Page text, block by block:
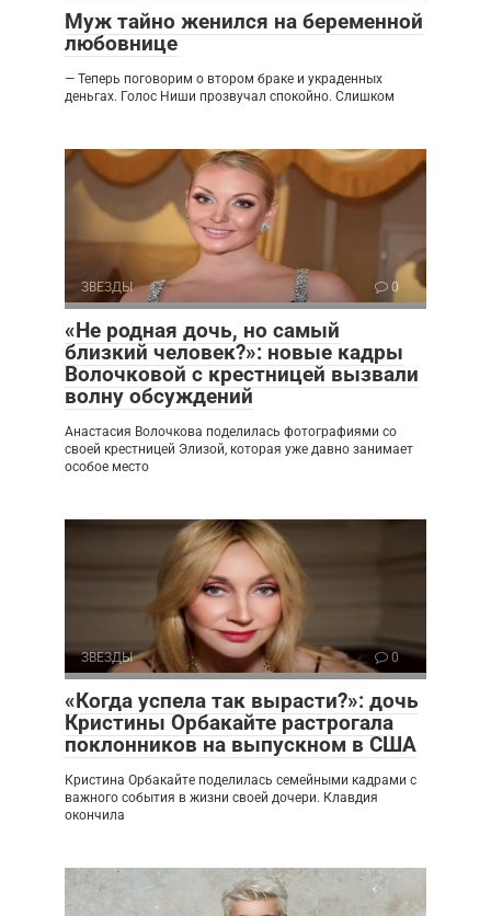
Муж тайно женился на беременной
любовнице
— Теперь поговорим о втором браке и украденных
деньгах. Голос Ниши прозвучал спокойно. Слишком
ЗВЕЗДЫ 0
«Не родная дочь, но самый
близкий человек?»: новые кадры
Волочковой с крестницей вызвали
волну обсуждений
Анастасия Волочкова поделилась фотографиями со
своей крестницей Элизой, которая уже давно занимает
особое место
ЗВЕЗДЫ 0
«Когда успела так вырасти?»: дочь
Кристины Орбакайте растрогала
поклонников на выпускном в США
Кристина Орбакайте поделилась семейными кадрами с
важного события в жизни своей дочери. Клавдия
окончила